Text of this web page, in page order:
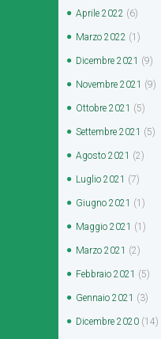
Aprile 2022 (6)
Marzo 2022 (1)
Dicembre 2021 (9)
Novembre 2021 (9)
Ottobre 2021 (5)
Settembre 2021 (5)
Agosto 2021 (2)
Luglio 2021 (7)
Giugno 2021 (1)
Maggio 2021 (1)
Marzo 2021 (2)
Febbraio 2021 (5)
Gennaio 2021 (3)
Dicembre 2020 (14)